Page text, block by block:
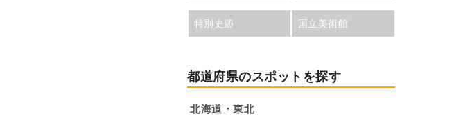
特別史跡 国立美術館
都道府県のスポットを探す
北海道・東北